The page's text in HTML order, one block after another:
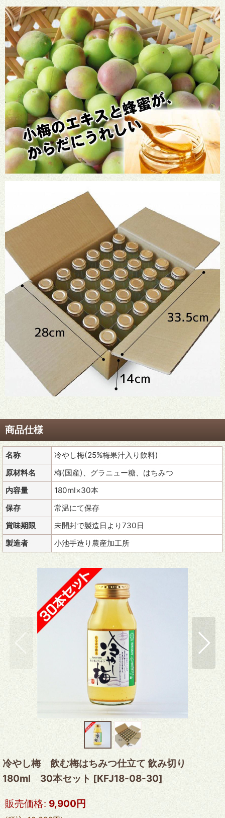
商品仕様
名称
冷やし梅(25%梅果汁入り飲料)
原材料名
梅(国産)、グラニュー糖、はちみつ
内容量
180ml×30本
保存
常温にて保存
賞味期限
未開封で製造日より730日
製造者
小池手造り農産加工所
冷やし梅 飲む梅はちみつ仕立て 飲み切り
180ml 30本セット [KFJ18-08-30]
販売価格: 9,900 円